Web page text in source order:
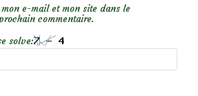
e-mail et mon site dans le
commentaire.
solve: